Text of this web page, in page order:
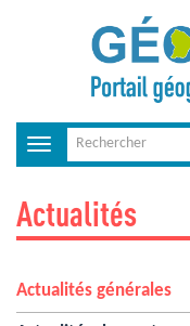
Toggle
navigation
Actualités
Actualités générales